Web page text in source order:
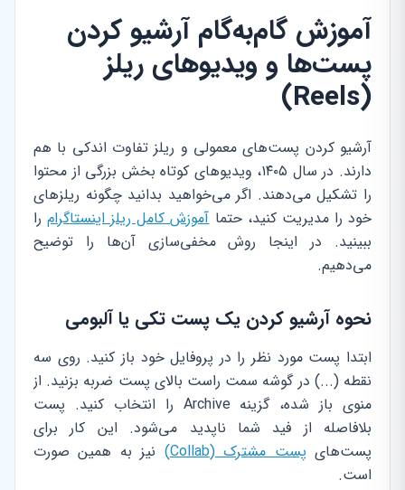
آموزش گام‌به‌گام آرشیو کردن
پست‌ها و ویدیوهای ریلز
(Reels)
آرشیو کردن پست‌های معمولی و ریلز تفاوت اندکی با هم
دارند. در سال ۱۴۰۵، ویدیوهای کوتاه بخش بزرگی از محتوا
را تشکیل می‌دهند. اگر می‌خواهید بدانید چگونه ریلزهای
خود را مدیریت کنید، حتماآموزش کامل ریلز اینستاگرامرا
ببینید. در اینجا روش مخفی‌سازی آن‌ها را توضیح
می‌دهیم.
نحوه آرشیو کردن یک پست تکی یا آلبومی
ابتدا پست مورد نظر را در پروفایل خود باز کنید. روی سه
نقطه (...) در گوشه سمت راست بالای پست ضربه بزنید. از
منوی باز شده، گزینه Archive را انتخاب کنید. پست
بلافاصله از فید شما ناپدید می‌شود. این کار برای
پست‌های پست مشترک (Collab)
نیز به همین صورت
است.